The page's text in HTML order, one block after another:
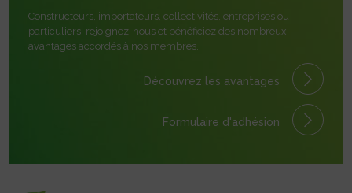
Constructeurs, importateurs, collectivités, entreprises ou
particuliers, rejoignez-nous et bénéficiez des nombreux
avantages accordés à nos membres.
Découvrez les avantages
Formulaire d'adhésion